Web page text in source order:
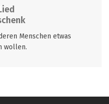
Menschen etwas
wollen.